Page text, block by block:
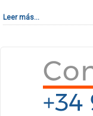
Leer más...